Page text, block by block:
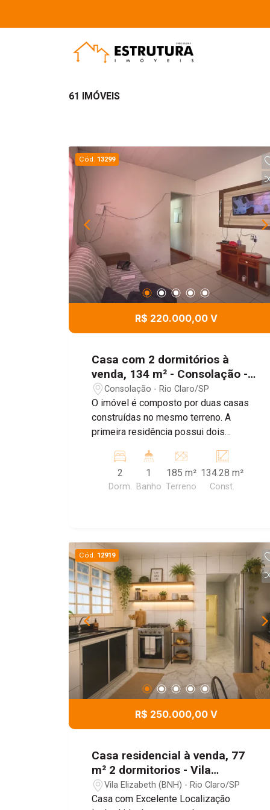
61 IMÓVEIS
Cód. 13299
R$ 220.000,00 V
Casa com 2 dormitórios à
venda, 134 m² - Consolação -
Rio Claro/SP
Consolação - Rio Claro/SP
O imóvel é composto por duas casas
construídas no mesmo terreno. A
primeira residência possui dois
de serviço. A segunda residência conta
com um dormitório, sala, cozinha,
banheiro e área de serviço, oferecendo
2
Dorm.
1
Banho
185 m²
Terreno
134.28 m²
Const.
Cód. 12919
R$ 250.000,00 V
Casa residencial à venda, 77
m² 2 dormitorios - Vila
Elizabeth, Rio Claro/SP
Vila Elizabeth (BNH) - Rio Claro/SP
Casa com Excelente Localização